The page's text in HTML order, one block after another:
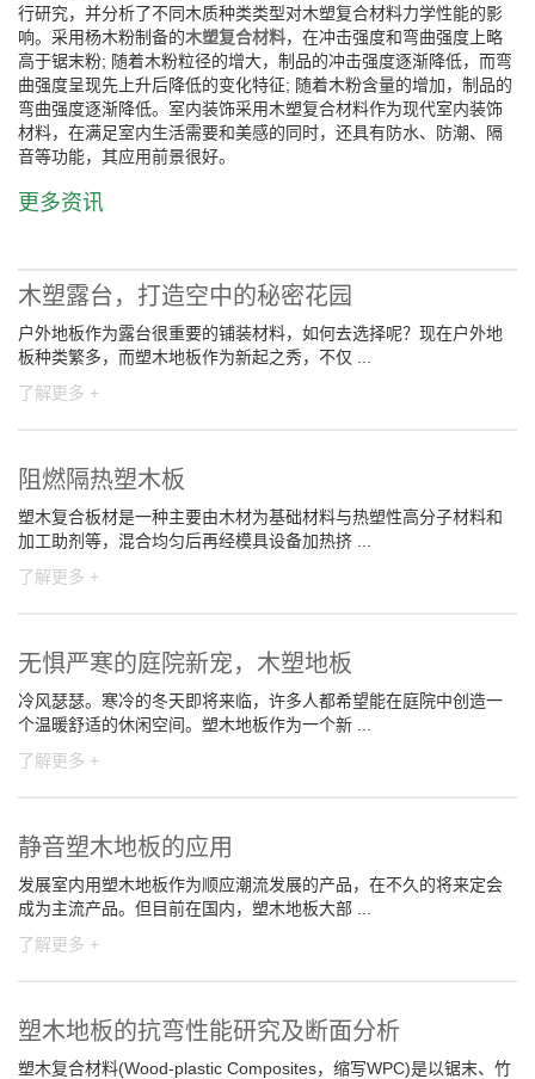
行研究，并分析了不同木质种类类型对木塑复合材料力学性能的影
响。采用杨木粉制备的木塑复合材料，在冲击强度和弯曲强度上略
高于锯末粉; 随着木粉粒径的增大，制品的冲击强度逐渐降低，而弯
曲强度呈现先上升后降低的变化特征; 随着木粉含量的增加，制品的
弯曲强度逐渐降低。室内装饰采用木塑复合材料作为现代室内装饰
材料，在满足室内生活需要和美感的同时，还具有防水、防潮、隔
音等功能，其应用前景很好。
更多资讯
木塑露台，打造空中的秘密花园
户外地板作为露台很重要的铺装材料，如何去选择呢？现在户外地
板种类繁多，而塑木地板作为新起之秀，不仅 ...
了解更多 +
阻燃隔热塑木板
塑木复合板材是一种主要由木材为基础材料与热塑性高分子材料和
加工助剂等，混合均匀后再经模具设备加热挤 ...
了解更多 +
无惧严寒的庭院新宠，木塑地板
冷风瑟瑟。寒冷的冬天即将来临，许多人都希望能在庭院中创造一
个温暖舒适的休闲空间。塑木地板作为一个新 ...
了解更多 +
静音塑木地板的应用
发展室内用塑木地板作为顺应潮流发展的产品，在不久的将来定会
成为主流产品。但目前在国内，塑木地板大部 ...
了解更多 +
塑木地板的抗弯性能研究及断面分析
塑木复合材料(Wood-plastic Composites，缩写WPC)是以锯末、竹